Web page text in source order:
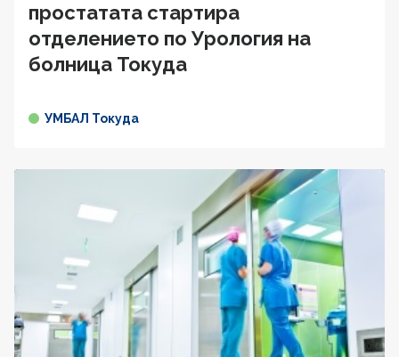
простатата стартира
отделението по Урология на
болница Токуда
УМБАЛ Токуда